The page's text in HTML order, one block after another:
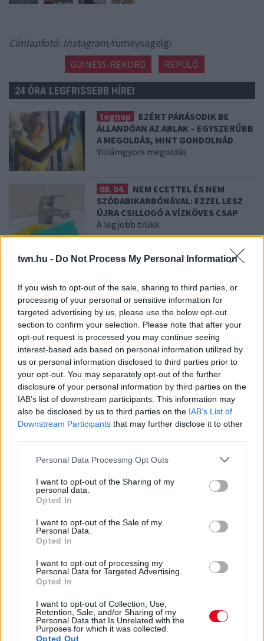
twn.hu - Do Not Process My Personal Information
If you wish to opt-out of the sale, sharing to third parties, or
processing of your personal or sensitive information for
targeted advertising by us, please use the below opt-out
section to confirm your selection. Please note that after your
opt-out request is processed you may continue seeing
interest-based ads based on personal information utilized by
us or personal information disclosed to third parties prior to
your opt-out. You may separately opt-out of the further
disclosure of your personal information by third parties on the
IAB’s list of downstream participants. This information may
also be disclosed by us to third parties on the IAB’s List of
Downstream Participants that may further disclose it to other
Please note that this website/app uses one or more Google
not limited to your visit or usage behaviour. You may click to
grant or deny consent to Google and its third-party tags to
use your data for below specified purposes in below Google
consent section.
Personal Data Processing Opt Outs
I want to opt-out of the Sharing of my
personal data.
Opted In
I want to opt-out of the Sale of my
Personal Data.
Opted In
I want to opt-out of processing my
Personal Data for Targeted Advertising.
Opted In
I want to opt-out of Collection, Use,
Retention, Sale, and/or Sharing of my
Personal Data that Is Unrelated with the
Purposes for which it was collected.
Opted Out
Címlapfotó: Instagram/rumeysagelgi
GUINESS-REKORD REPÜLŐ
24 ÓRA LEGFRISSEBB HÍREI
tegnap
EZÉRT PÁRÁSODIK BE
ÁLLANDÓAN AZ ABLAK – EGYSZERŰBB
A MEGOLDÁS, MINT GONDOLNÁD
Villámgyors megoldás
08. 04.
NEM ECETTEL ÉS NEM
SZÓDABIKARBÓNÁVAL: EZZEL LESZ
ÚJRA CSILLOGÓ A VÍZKÖVES CSAP
A legjobb trükk
08. 03.
HA MINDIG EZT A MONDATOT
ÉRZELMI INTELLIGENCIÁRA UTALHAT
Te szoktad?
08. 02.
SOKAN ROSSZUL TÁROLJÁK
A GYÓGYSZEREIKET – EMIATT
CSÖKKENHET A HATÁSUK
Érdemes odafigyelni rá
08. 01.
EGYRE TÖBB FIATALNÁL JELENTKEZIK EZ A
VITAMINHIÁNY – ILYEN JELEKRE FIGYELJ
07. 31.
NEM A CITROMSAV, AZ ECET VAGY A
SZÓDABIKARBÓNA A LEGERŐSEBB: EZT HASZNÁLJÁK A
SZÁLLODÁKBAN A VÍZKŐ ELLEN
Ez a szer tényleg eltünteti a vízkövet
ÉS SOKKAL FINOMABB LESZ A FŐTT KRUMPLI
Titkos hozzávaló
07. 31.
EZZEL LOCSOLD HETENTE EGYSZER: KÉTSZER
ANNYI VIRÁGOT HOZ MAJD A MUSKÁTLI, HA EZT CSINÁLOD
Ettől lesz a tiéd a leggyönyörűbb muskátli a környéken
24 ÓRA TOVÁBBI HÍREI